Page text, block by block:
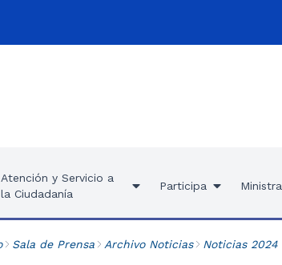
Atención y Servicio a
la Ciudadanía
Participa Ministra
Sala de Prensa Archivo Noticias Noticias 2024